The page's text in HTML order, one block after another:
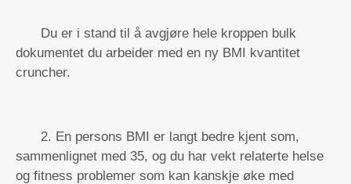
Du er i stand til å avgjøre hele kroppen bulk
dokumentet du arbeider med en ny BMI kvantitet
cruncher.
2. En persons BMI er langt bedre kjent som,
sammenlignet med 35, og du har vekt relaterte helse
og fitness problemer som kan kanskje øke med